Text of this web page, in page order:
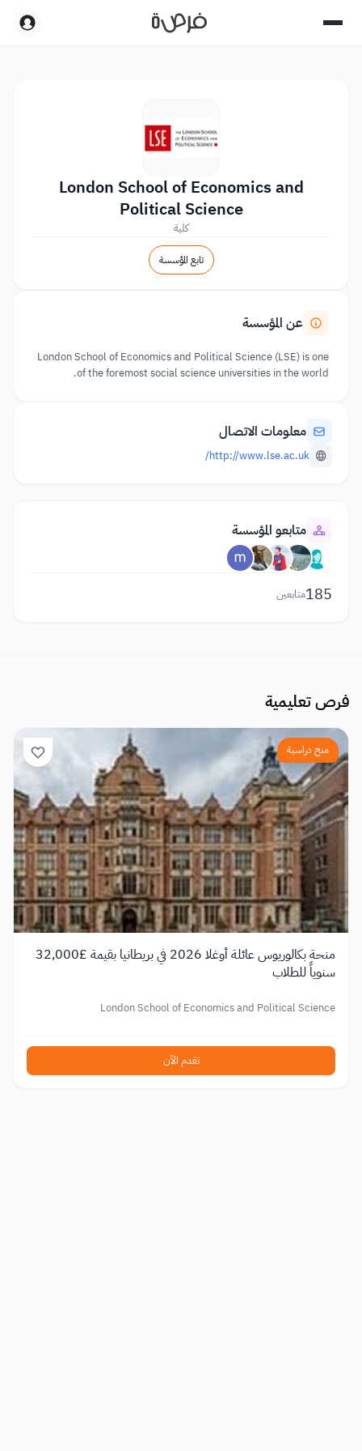
London School of Economics and
Political Science
كلية
تابع المؤسسة
عن المؤسسة
London School of Economics and Political Science (LSE) is one
of the foremost social science universities in the world.
معلومات الاتصال
http://www.lse.ac.uk/
متابعو المؤسسة
185متابعين
فرص تعليمية
منح دراسية
منحة بكالوريوس عائلة أوغلا 2026 في بريطانيا بقيمة £32,000
سنوياً للطلاب
London School of Economics and Political Science
تقدم الآن